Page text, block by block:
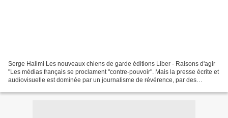
Serge Halimi Les nouveaux chiens de garde éditions Liber - Raisons d'agir
"Les médias français se proclament "contre-pouvoir". Mais la presse écrite et
audiovisuelle est dominée par un journalisme de révérence, par des